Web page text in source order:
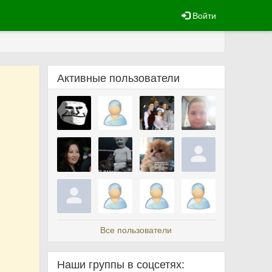
Войти
Активные пользователи
Все пользователи
Наши группы в соцсетях: